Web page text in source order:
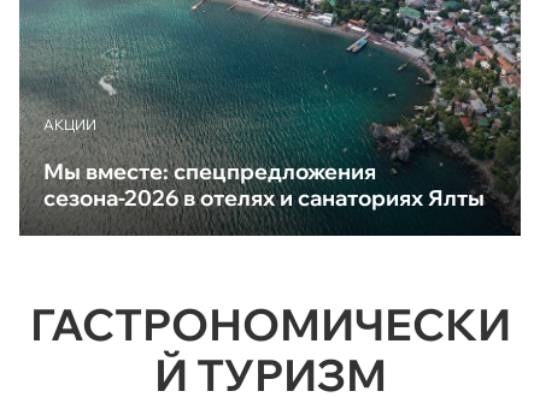
АКЦИИ
Мы вместе: спецпредложения
сезона-2026 в отелях и санаториях Ялты
ГАСТРОНОМИЧЕСКИ
Й ТУРИЗМ